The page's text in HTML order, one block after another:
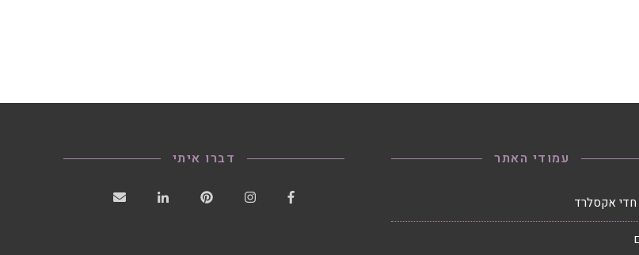
דברו איתי עמודי האתר
חדי אקסלרד